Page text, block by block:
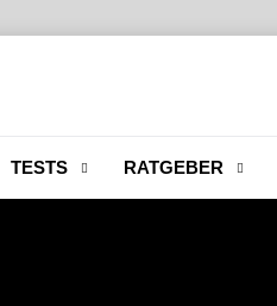
TESTS RATGEBER